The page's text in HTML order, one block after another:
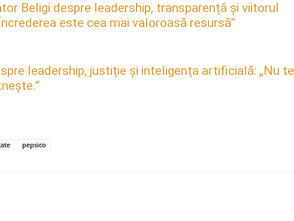
Beligi despre leadership, transparență și viitorul
este cea mai valoroasă resursă”
leadership, justiție și inteligența artificială: „Nu te
pepsico